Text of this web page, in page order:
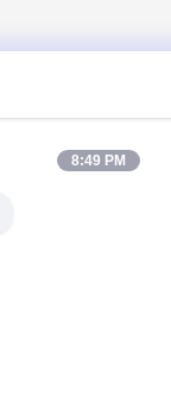
8:49 PM